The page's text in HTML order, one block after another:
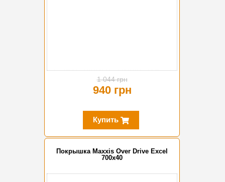
1 044 грн
940 грн
Купить
Покрышка Maxxis Over Drive Excel
700x40